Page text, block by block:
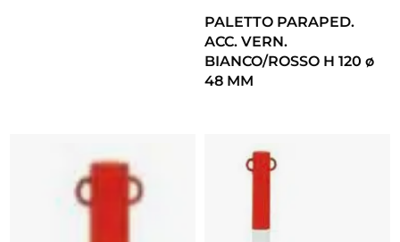
PALETTO PARAPED.
ACC. VERN.
BIANCO/ROSSO H 120 ø
48 MM